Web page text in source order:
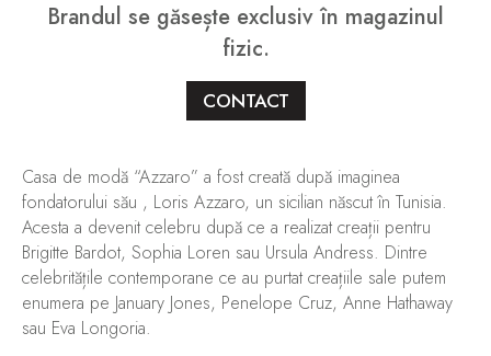
Brandul se găsește exclusiv în magazinul
fizic.
CONTACT
Casa de modă “Azzaro” a fost creată după imaginea
fondatorului său , Loris Azzaro, un sicilian născut în Tunisia.
Acesta a devenit celebru după ce a realizat creații pentru
Brigitte Bardot, Sophia Loren sau Ursula Andress. Dintre
celebritățile contemporane ce au purtat creațiile sale putem
enumera pe January Jones, Penelope Cruz, Anne Hathaway
sau Eva Longoria.